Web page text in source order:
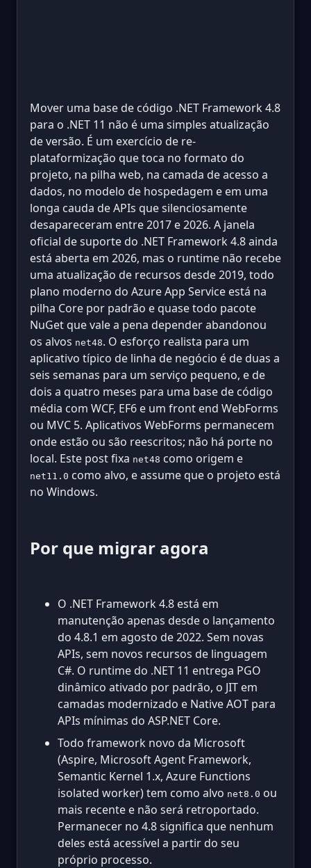
Mover uma base de código .NET Framework 4.8
para o .NET 11 não é uma simples atualização
de versão. É um exercício de re-
plataformização que toca no formato do
projeto, na pilha web, na camada de acesso a
dados, no modelo de hospedagem e em uma
longa cauda de APIs que silenciosamente
desapareceram entre 2017 e 2026. A janela
oficial de suporte do .NET Framework 4.8 ainda
está aberta em 2026, mas o runtime não recebe
uma atualização de recursos desde 2019, todo
plano moderno do Azure App Service está na
pilha Core por padrão e quase todo pacote
NuGet que vale a pena depender abandonou
os alvos net48. O esforço realista para um
aplicativo típico de linha de negócio é de duas a
seis semanas para um serviço pequeno, e de
dois a quatro meses para uma base de código
média com WCF, EF6 e um front end WebForms
ou MVC 5. Aplicativos WebForms permanecem
onde estão ou são reescritos; não há porte no
local. Este post fixa net48 como origem e
net11.0 como alvo, e assume que o projeto está
no Windows.
Por que migrar agora
O .NET Framework 4.8 está em
manutenção apenas desde o lançamento
do 4.8.1 em agosto de 2022. Sem novas
APIs, sem novos recursos de linguagem
C#. O runtime do .NET 11 entrega PGO
dinâmico ativado por padrão, o JIT em
camadas modernizado e Native AOT para
APIs mínimas do ASP.NET Core.
Todo framework novo da Microsoft
(Aspire, Microsoft Agent Framework,
Semantic Kernel 1.x, Azure Functions
isolated worker) tem como alvo net8.0 ou
mais recente e não será retroportado.
Permanecer no 4.8 significa que nenhum
deles está acessível a partir do seu
próprio processo.